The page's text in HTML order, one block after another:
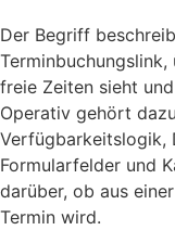
Der Begriff
freie Zeiten sieht
Operativ gehört
Verfügbarkeitslogik,
Formularfelder und
darüber, ob aus
Termin wird.